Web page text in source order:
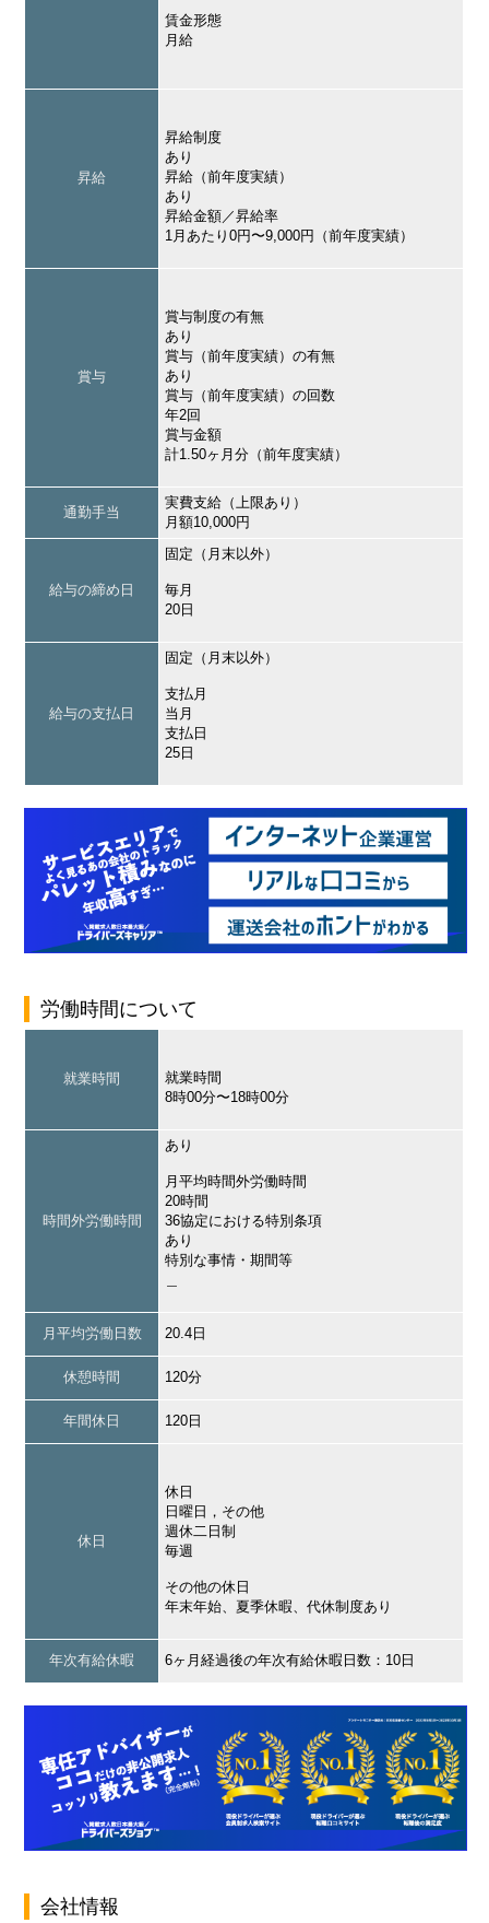
賃金形態
月給
昇給
昇給制度
あり
昇給（前年度実績）
あり
昇給金額／昇給率
1月あたり0円〜9,000円（前年度実績）
賞与
賞与制度の有無
あり
賞与（前年度実績）の有無
あり
賞与（前年度実績）の回数
年2回
賞与金額
計1.50ヶ月分（前年度実績）
通勤手当
実費支給（上限あり）
月額10,000円
給与の締め日
固定（月末以外）
毎月
20日
給与の支払日
固定（月末以外）
支払月
当月
支払日
25日
労働時間について
就業時間
就業時間
8時00分〜18時00分
時間外労働時間
あり
月平均時間外労働時間
20時間
36協定における特別条項
あり
特別な事情・期間等
月平均労働日数 20.4日
休憩時間 120分
年間休日 120日
休日
休日
日曜日，その他
週休二日制
毎週
その他の休日
年末年始、夏季休暇、代休制度あり
年次有給休暇 6ヶ月経過後の年次有給休暇日数：10日
会社情報